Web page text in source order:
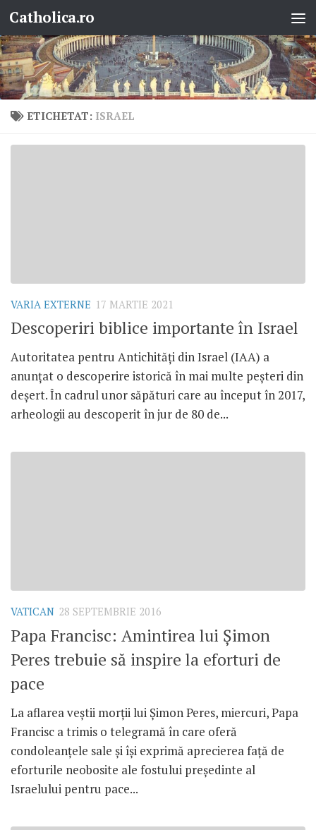
Skip to content
Catholica.ro
ETICHETAT: ISRAEL
VARIA EXTERNE 17 MARTIE 2021
Descoperiri biblice importante în Israel
Autoritatea pentru Antichități din Israel (IAA) a
anunțat o descoperire istorică în mai multe peșteri din
deșert. În cadrul unor săpături care au început în 2017,
arheologii au descoperit în jur de 80 de...
VATICAN 28 SEPTEMBRIE 2016
Papa Francisc: Amintirea lui Șimon
Peres trebuie să inspire la eforturi de
pace
La aflarea veștii morții lui Șimon Peres, miercuri, Papa
Francisc a trimis o telegramă în care oferă
condoleanțele sale și își exprimă aprecierea față de
eforturile neobosite ale fostului președinte al
Israelului pentru pace...